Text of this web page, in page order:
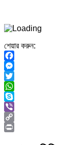
শেয়ার করুন:
Facebook
Messenger
Twitter
WhatsApp
Skype
Viber
Copy